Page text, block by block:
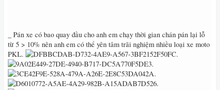
_ Pán xe có bao quay đầu cho anh em chạy thời gian chán pán lại lỗ
từ 5 > 10% nên anh em có thể yên tâm trãi nghiệm nhiều loại xe moto
PKL‭.